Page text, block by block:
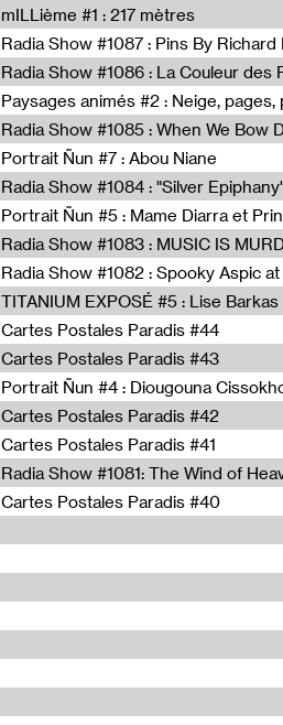
mILLième #1 : 217 mètres
Radia Show #1087 : Pins By
Paysages animés #2 : Neige, pages,
Portrait Ñun #7 : Abou Niane
Portrait Ñun #5 : Mame Diarra et
TITANIUM EXPOSÉ #5 : Lise Barkas
Cartes Postales Paradis #44
Cartes Postales Paradis #43
Portrait Ñun #4 : Diougouna
Cartes Postales Paradis #42
Cartes Postales Paradis #41
Cartes Postales Paradis #40